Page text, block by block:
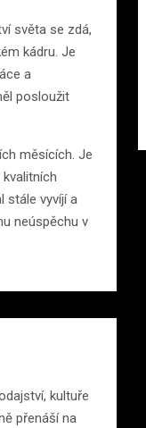
světa se zdá,
kádru. Je
a
posloužit
měsících. Je
stále vyvíjí a
neúspěchu v
kultuře
přenáší na